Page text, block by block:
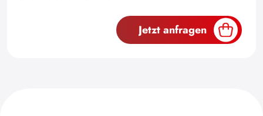
Jetzt anfragen